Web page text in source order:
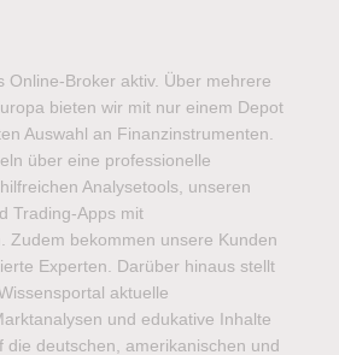
Online-Broker aktiv. Über mehrere
bieten wir mit nur einem Depot
Auswahl an Finanzinstrumenten.
über eine professionelle
Analysetools, unseren
Trading-Apps mit
Zudem bekommen unsere Kunden
Experten. Darüber hinaus stellt
aktuelle
und edukative Inhalte
die deutschen, amerikanischen und